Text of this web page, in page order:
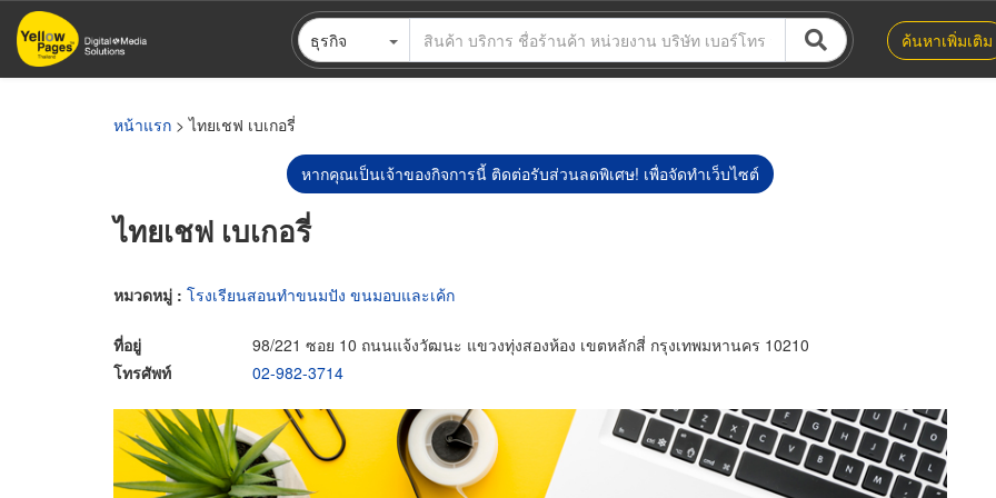
ข้าม
ไป
ธุรกิจ ค้นหาเพิ่มเติม
หน้าแรก > ไทยเชฟ เบเกอรี่
หากคุณเป็นเจ้าของกิจการนี้ ติดต่อรับส่วนลดพิเศษ! เพื่อจัดทำเว็บไซต์
ไทยเชฟ เบเกอรี่
หมวดหมู่ : โรงเรียนสอนทำขนมปัง ขนมอบและเค้ก
ที่อยู่
98/221 ซอย 10 ถนนแจ้งวัฒนะ แขวงทุ่งสองห้อง เขตหลักสี่ กรุงเทพมหานคร 10210
โทรศัพท์
02-982-3714